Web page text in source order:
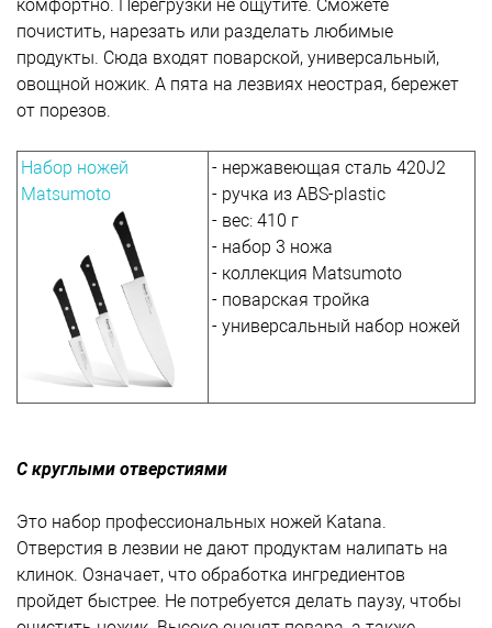
комфортно. Перегрузки не ощутите. Сможете
почистить, нарезать или разделать любимые
продукты. Сюда входят поварской, универсальный,
овощной ножик. А пята на лезвиях неострая, бережет
от порезов.
Набор ножей
Matsumoto
- нержавеющая сталь 420J2
- ручка из ABS-plastic
- вес: 410 г
- набор 3 ножа
- коллекция Matsumoto
- поварская тройка
- универсальный набор ножей
С круглыми отверстиями
Это набор профессиональных ножей Katana.
Отверстия в лезвии не дают продуктам налипать на
клинок. Означает, что обработка ингредиентов
пройдет быстрее. Не потребуется делать паузу, чтобы